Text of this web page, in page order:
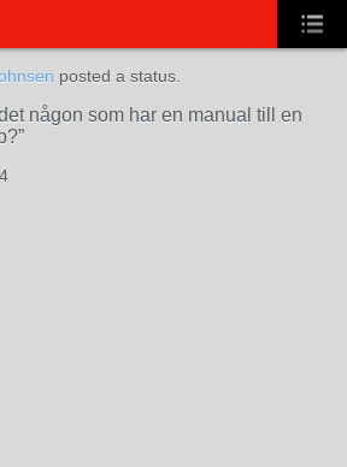
posted a status.
någon som har en manual till en